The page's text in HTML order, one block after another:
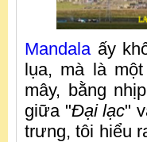
Mandalaấy
lụa, mà là
mây, bằng
giữa "Đại lạc"
trưng, tôi hiểu